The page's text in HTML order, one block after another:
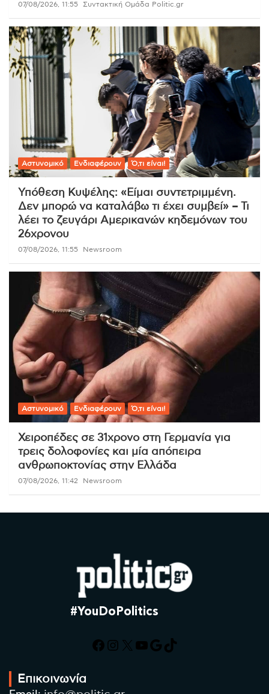
07/08/2026, 11:55 Συντακτική Ομάδα Politic.gr
Αστυνομικό Ενδιαφέρουν Ό,τι είναι!
Υπόθεση Κυψέλης: «Είμαι συντετριμμένη.
Δεν μπορώ να καταλάβω τι έχει συμβεί» – Τι
λέει το ζευγάρι Αμερικανών κηδεμόνων του
26χρονου
07/08/2026, 11:55 Newsroom
Αστυνομικό Ενδιαφέρουν Ό,τι είναι!
Χειροπέδες σε 31χρονο στη Γερμανία για
τρεις δολοφονίες και μία απόπειρα
ανθρωποκτονίας στην Ελλάδα
07/08/2026, 11:42 Newsroom
#YouDoPolitics
Facebook
Instagram
X YouTube
Google
TikTok
Επικοινωνία